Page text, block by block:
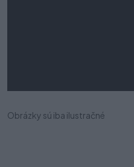
Obrázky sú iba ilustračné